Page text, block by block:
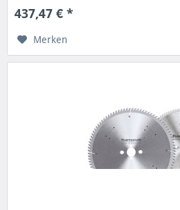
437,47 € *
Merken